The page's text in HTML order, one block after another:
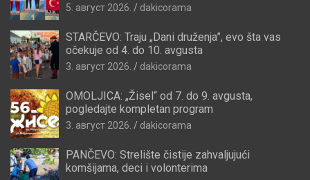
5. август 2026. dakicorama
STARČEVO: Traju „Dani druženja”, evo šta vas
očekuje od 4. do 10. avgusta
3. август 2026. dakicorama
OMOLJICA: „Žisel“ od 7. do 9. avgusta,
pogledajte kompletan program
3. август 2026. dakicorama
PANČEVO: Strelište čistije zahvaljujući
komšijama, deci i volonterima